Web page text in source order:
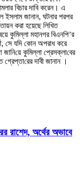
বিচার দাবি করেন। এ
ইসলাম জানান, ঘটনার পরপর
করা হয়েছে লিখিত
কুমিল্লা মহানগর বিএনপি’র
সে যদি কোন অপরাধ করে
জা‌নি‌য়ে কু‌মিল্লা প্রেসক্লা‌বের
দাবী জানান ।
রাশেদ, অর্থের অভাবে